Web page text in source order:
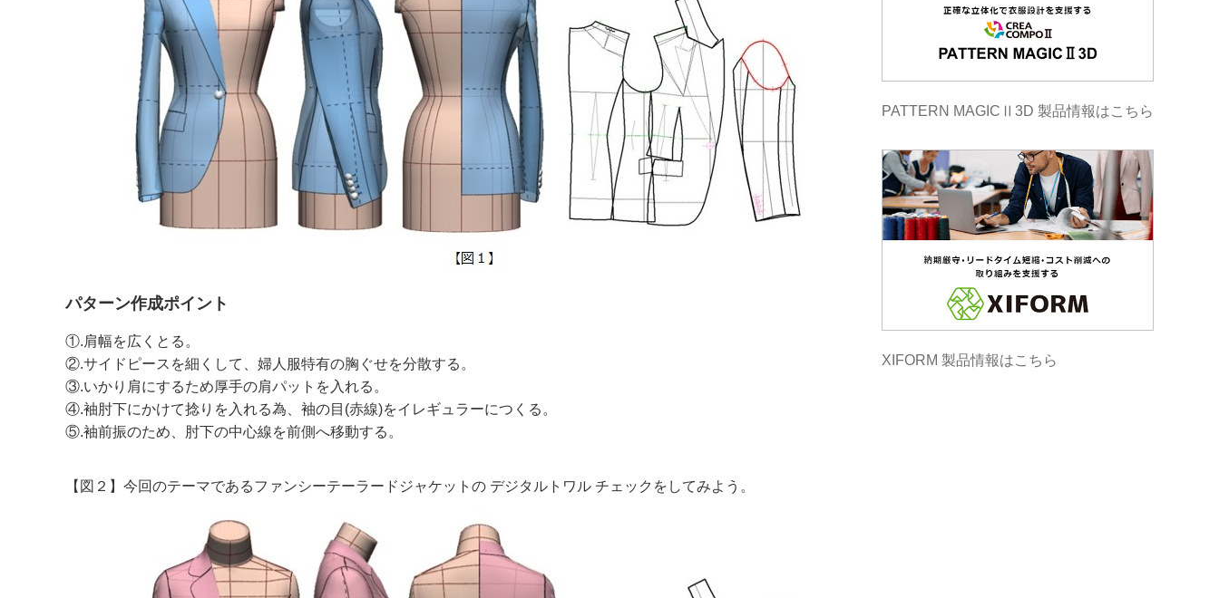
パターン作成ポイント
①.肩幅を広くとる。
②.サイドピースを細くして、婦人服特有の胸ぐせを分散する。
③.いかり肩にするため厚手の肩パットを入れる。
④.袖肘下にかけて捻りを入れる為、袖の目(赤線)をイレギュラーにつくる。
⑤.袖前振のため、肘下の中心線を前側へ移動する。
【図２】今回のテーマであるファンシーテーラードジャケットの デジタルトワル チェックをしてみよう。
PATTERN MAGICⅡ3D 製品情報はこちら
XIFORM 製品情報はこちら